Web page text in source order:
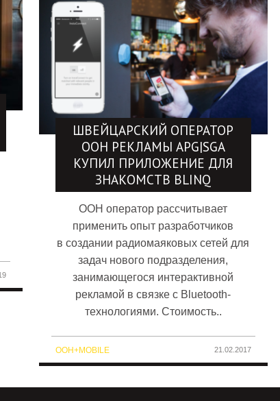
ШВЕЙЦАРСКИЙ ОПЕРАТОР
OOH РЕКЛАМЫ APG|SGA
КУПИЛ ПРИЛОЖЕНИЕ ДЛЯ
ЗНАКОМСТВ BLINQ
OOH оператор рассчитывает
применить опыт разработчиков
в создании радиомаяковых сетей для
задач нового подразделения,
занимающегося интерактивной
рекламой в связке с Bluetooth-
технологиями. Стоимость..
OOH+MOBILE 21.02.2017